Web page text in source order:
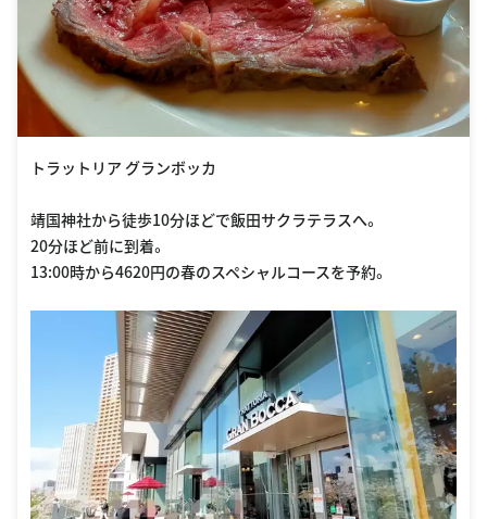
トラットリア グランボッカ
靖国神社から徒歩10分ほどで飯田サクラテラスへ。
20分ほど前に到着。